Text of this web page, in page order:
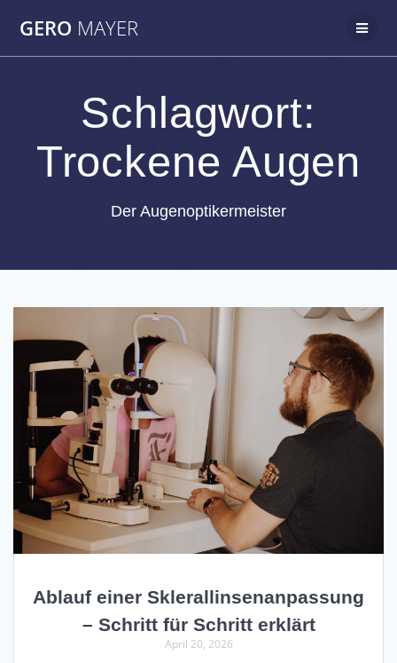
GERO MAYER
Schlagwort:
Trockene Augen
Der Augenoptikermeister
Ablauf einer Sklerallinsenanpassung
– Schritt für Schritt erklärt
April 20, 2026